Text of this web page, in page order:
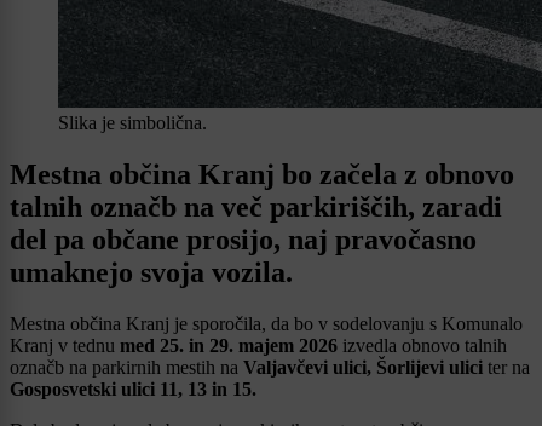
Slika je simbolična.
Mestna občina Kranj bo začela z obnovo
talnih označb na več parkiriščih, zaradi
del pa občane prosijo, naj pravočasno
umaknejo svoja vozila.
Mestna občina Kranj je sporočila, da bo v sodelovanju s Komunalo
Kranj v tednu med 25. in 29. majem 2026 izvedla obnovo talnih
označb na parkirnih mestih na Valjavčevi ulici, Šorlijevi ulici ter na
Gosposvetski ulici 11, 13 in 15.